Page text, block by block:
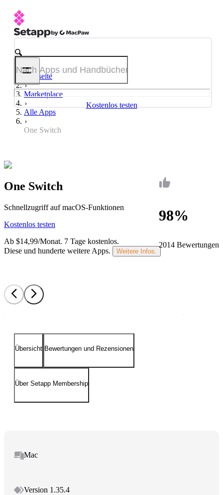
Kostenlos testen
Startseite
Marketplace
Alle Apps
One Switch
98%
2014 Bewertungen
One Switch
Schnellzugriff auf macOS-Funktionen
Kostenlos testen
Ab $14,99/Monat. 7 Tage kostenlos.
Diese und hunderte weitere Apps.
Weitere Infos.
Übersicht Bewertungen und Rezensionen
Über Setapp Membership
Mac
Version 1.35.4